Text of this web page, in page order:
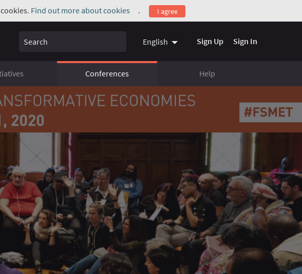
Find out more about cookies
(External link)
. I agree
Search English Sign Up Sign In
Conferences Help